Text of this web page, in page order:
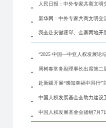
人民日报：中外专家共商文
新华网：中外专家共商文明交
我会赴安徽霍邱、金寨两地开
“2025·中国—中亚人权发展论
周树春常务副理事长出席第二
赴新疆开展“感知幸福中国行”
中国人权发展基金会助力建设
中国人权发展基金会团组7月7